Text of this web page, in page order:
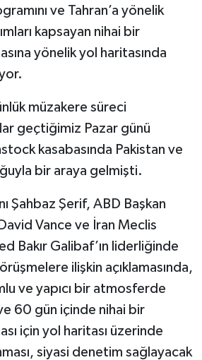
ve Tahran’a yönelik
kapsayan nihai bir
yönelik yol haritasında
müzakere süreci
geçtiğimiz Pazar günü
kasabasında Pakistan ve
bir araya gelmişti.
Şahbaz Şerif, ABD Başkan
David Vance ve İran Meclis
Bakır Galibaf’ın liderliğinde
ilişkin açıklamasında,
ve yapıcı bir atmosferde
60 gün içinde nihai bir
için yol haritası üzerinde
siyasi denetim sağlayacak